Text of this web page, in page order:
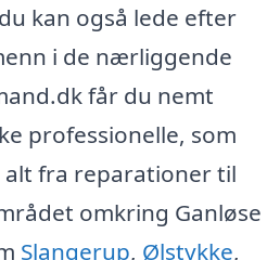
kan også lede efter
i de nærliggende
får du nemt
professionelle, som
alt fra reparationer til
omkring Ganløse
Slangerup, Ølstykke,